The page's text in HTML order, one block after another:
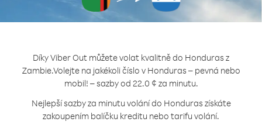
Díky Viber Out můžete volat kvalitně do Honduras z
Zambie.Volejte na jakékoli číslo v Honduras – pevná nebo
mobil! – sazby od 22.0 ¢ za minutu.
Nejlepší sazby za minutu volání do Honduras získáte
zakoupením balíčku kreditu nebo tarifu volání.